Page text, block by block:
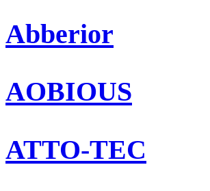
Abberior
AOBIOUS
ATTO-TEC